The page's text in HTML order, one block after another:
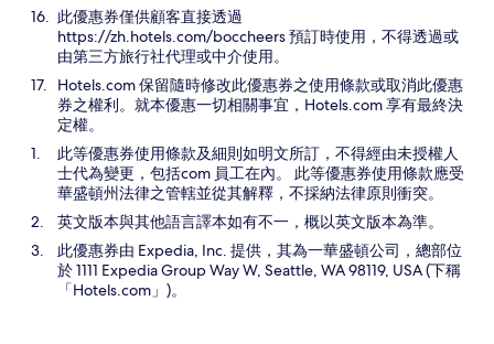
此優惠券僅供顧客直接透過
https://zh.hotels.com/boccheers 預訂時使用，不得透過或
由第三方旅行社代理或中介使用。
Hotels.com 保留隨時修改此優惠券之使用條款或取消此優惠
券之權利。就本優惠一切相關事宜，Hotels.com 享有最終決
定權。
此等優惠券使用條款及細則如明文所訂，不得經由未授權人
士代為變更，包括com 員工在內。 此等優惠券使用條款應受
華盛頓州法律之管轄並從其解釋，不採納法律原則衝突。
英文版本與其他語言譯本如有不一，概以英文版本為準。
此優惠券由 Expedia, Inc. 提供，其為一華盛頓公司，總部位
於 1111 Expedia Group Way W, Seattle, WA 98119, USA (下稱
「Hotels.com」)。